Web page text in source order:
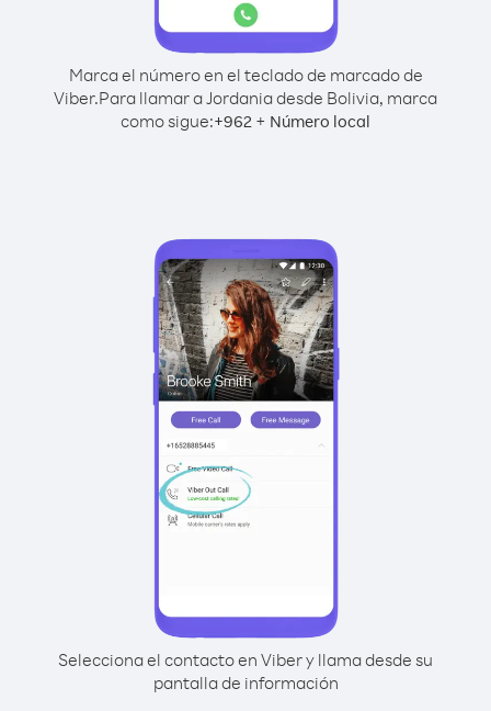
Marca el número en el teclado de marcado de
Viber.Para llamar a Jordania desde Bolivia, marca
como sigue:+962 + Número local
Selecciona el contacto en Viber y llama desde su
pantalla de información